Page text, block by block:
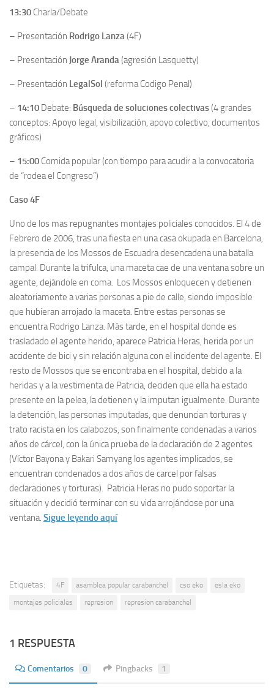
13:30 Charla/Debate
– Presentación Rodrigo Lanza(4F)
– Presentación Jorge Aranda(agresión Lasquetty)
– Presentación LegalSol (reforma Codigo Penal)
– 14:10 Debate: Búsqueda de soluciones colectivas(4 grandes
conceptos: Apoyo legal, visibilización, apoyo colectivo, documentos
gráficos)
– 15:00 Comida popular (con tiempo para acudir a la convocatoria
de “rodea el Congreso”)
Caso 4F
Uno de los mas repugnantes montajes policiales conocidos. El 4 de
Febrero de 2006, tras una fiesta en una casa okupada en Barcelona,
la presencia de los Mossos de Escuadra desencadena una batalla
campal. Durante la trifulca, una maceta cae de una ventana sobre un
agente, dejándole en coma. Los Mossos enloquecen y detienen
aleatoriamente a varias personas a pie de calle, siendo imposible
que hubieran arrojado la maceta. Entre estas personas se
encuentra Rodrigo Lanza. Más tarde, en el hospital donde es
trasladado el agente herido, aparece Patricia Heras, herida por un
accidente de bici y sin relación alguna con el incidente del agente. El
resto de Mossos que se encontraba en el hospital, debido a la
heridas y a la vestimenta de Patricia, deciden que ella ha estado
presente en la pelea, la detienen y la imputan igualmente. Durante
la detención, las personas imputadas, que denuncian torturas y
trato racista en los calabozos, son finalmente condenadas a varios
años de cárcel, con la única prueba de la declaración de 2 agentes
(Víctor Bayona y Bakari Samyang los agentes implicados, se
encuentran condenados a dos años de carcel por falsas
declaraciones y torturas). Patricia Heras no pudo soportar la
situación y decidió terminar con su vida arrojándose por una
ventana. Sigue leyendo aquí
Etiquetas: 4F asamblea popular carabanchel cso eko
esla eko
montajes policiales
represion represion carabanchel
1 RESPUESTA
Comentarios 0 Pingbacks 1